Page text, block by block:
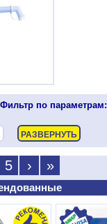
Фильтр по параметрам:
5 › »